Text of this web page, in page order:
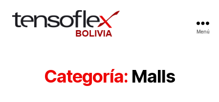
Menú
Categoría: Malls